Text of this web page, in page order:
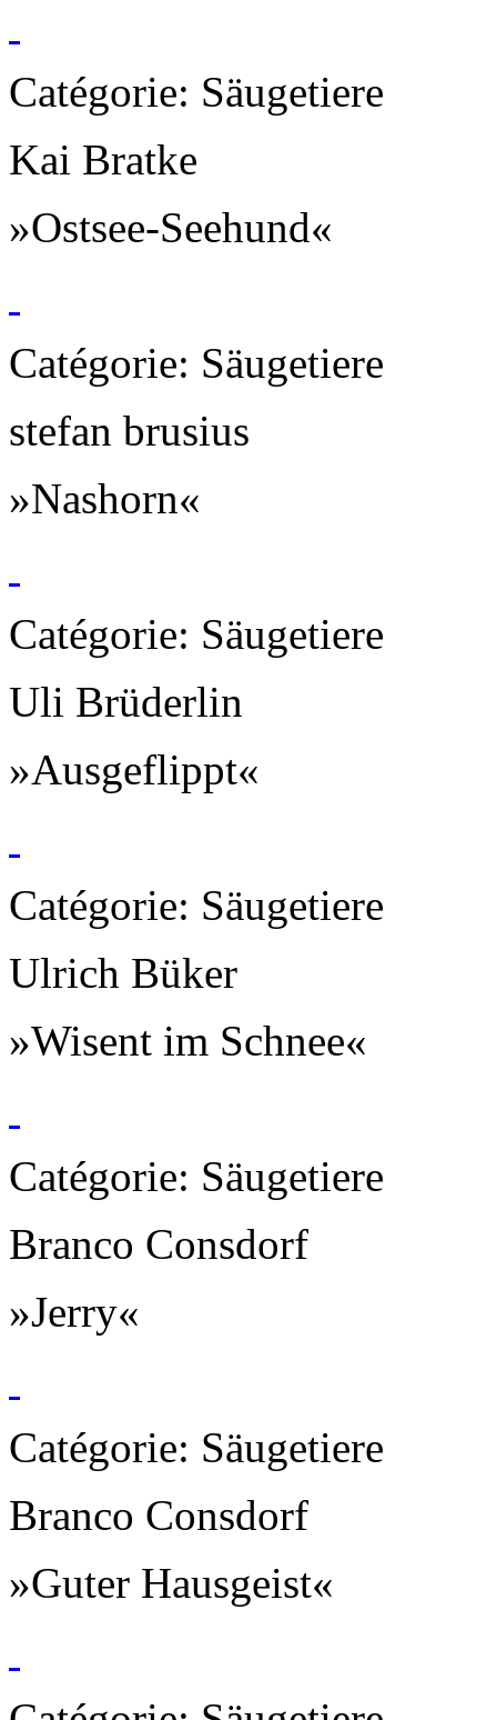
Catégorie: Säugetiere
Kai Bratke
»Ostsee-Seehund«
Catégorie: Säugetiere
stefan brusius
»Nashorn«
Catégorie: Säugetiere
Uli Brüderlin
»Ausgeflippt«
Catégorie: Säugetiere
Ulrich Büker
»Wisent im Schnee«
Catégorie: Säugetiere
Branco Consdorf
»Jerry«
Catégorie: Säugetiere
Branco Consdorf
»Guter Hausgeist«